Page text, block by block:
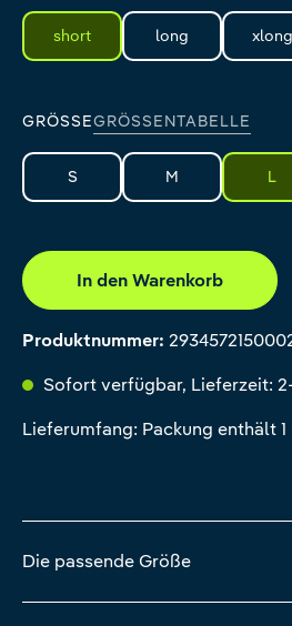
short long xlong
GRÖSSE GRÖSSENTABELLE
S M L
In den Warenkorb
Produktnummer:
Sofort verfügbar, Lieferzeit:
Lieferumfang: Packung enthält 1
Die passende Größe